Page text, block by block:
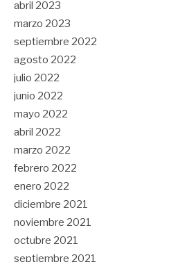
abril 2023
marzo 2023
septiembre 2022
agosto 2022
julio 2022
junio 2022
mayo 2022
abril 2022
marzo 2022
febrero 2022
enero 2022
diciembre 2021
noviembre 2021
octubre 2021
septiembre 2021